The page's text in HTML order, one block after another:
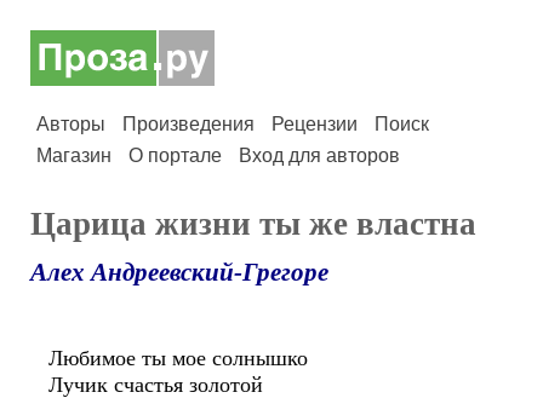
Авторы Произведения Рецензии
Поиск
Магазин
О портале Вход для авторов
Царица жизни ты же властна
Алех Андреевский-Грегоре
Любимое ты мое солнышко
Лучик счастья золотой